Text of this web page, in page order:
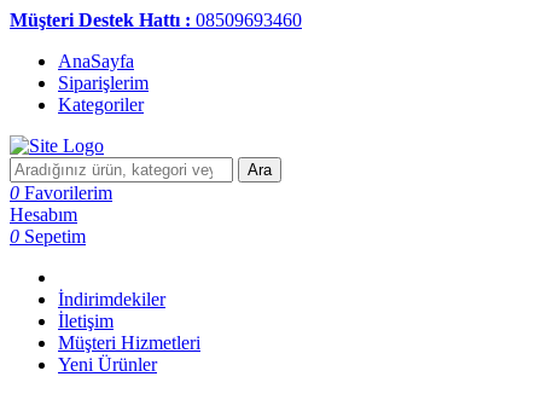
Müşteri Destek Hattı : 08509693460
AnaSayfa
Siparişlerim
Kategoriler
Ara
0 Favorilerim
Hesabım
0 Sepetim
İndirimdekiler
İletişim
Müşteri Hizmetleri
Yeni Ürünler